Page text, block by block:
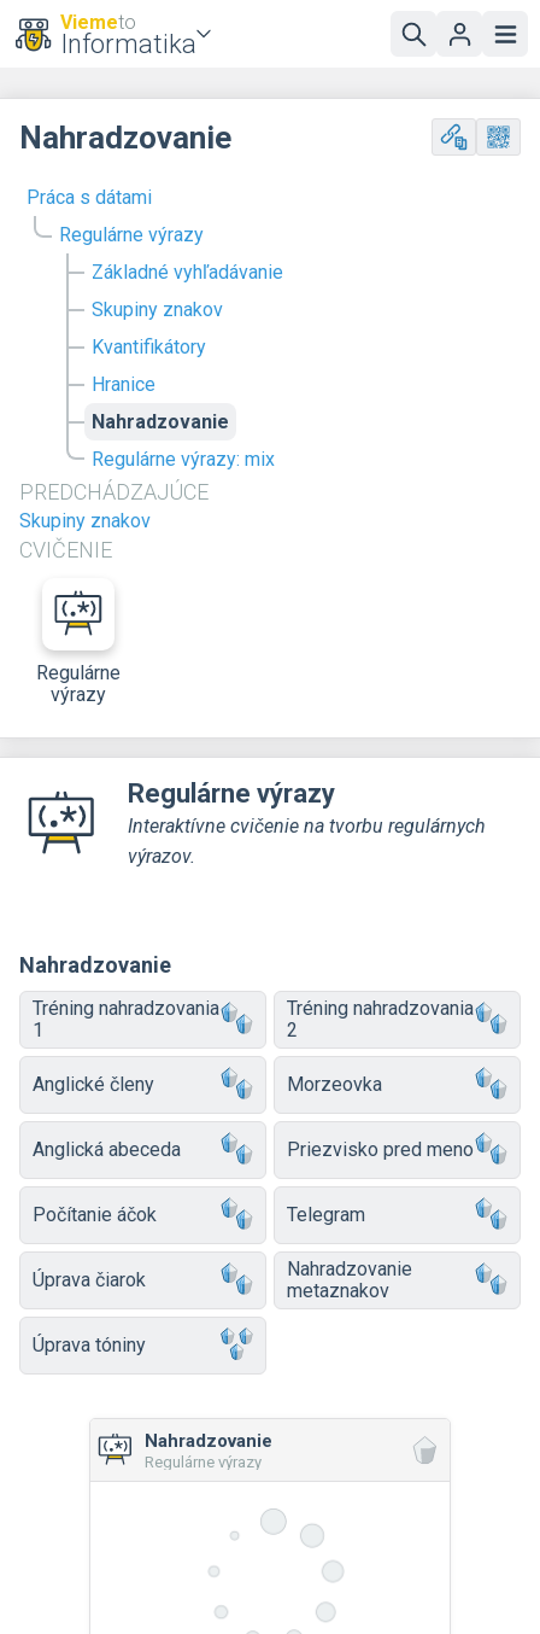
Viemeto
Informatika
Práca s dátami
Regulárne výrazy
Základné vyhľadávanie
Skupiny znakov
Kvantifikátory
Hranice
Nahradzovanie
Regulárne výrazy: mix
PREDCHÁDZAJÚCE
Skupiny znakov
CVIČENIE
Regulárne
výrazy
Nahradzovanie
Regulárne výrazy
Interaktívne cvičenie na tvorbu regulárnych
výrazov.
Nahradzovanie
Tréning nahradzovania
1
Tréning nahradzovania
2
Anglické členy Morzeovka
Anglická abeceda Priezvisko pred meno
Počítanie áčok Telegram
Úprava čiarok
Nahradzovanie
metaznakov
Úprava tóniny
Nahradzovanie
Regulárne výrazy